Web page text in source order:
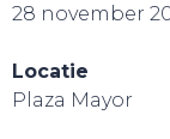
28 november
Locatie
Plaza Mayor